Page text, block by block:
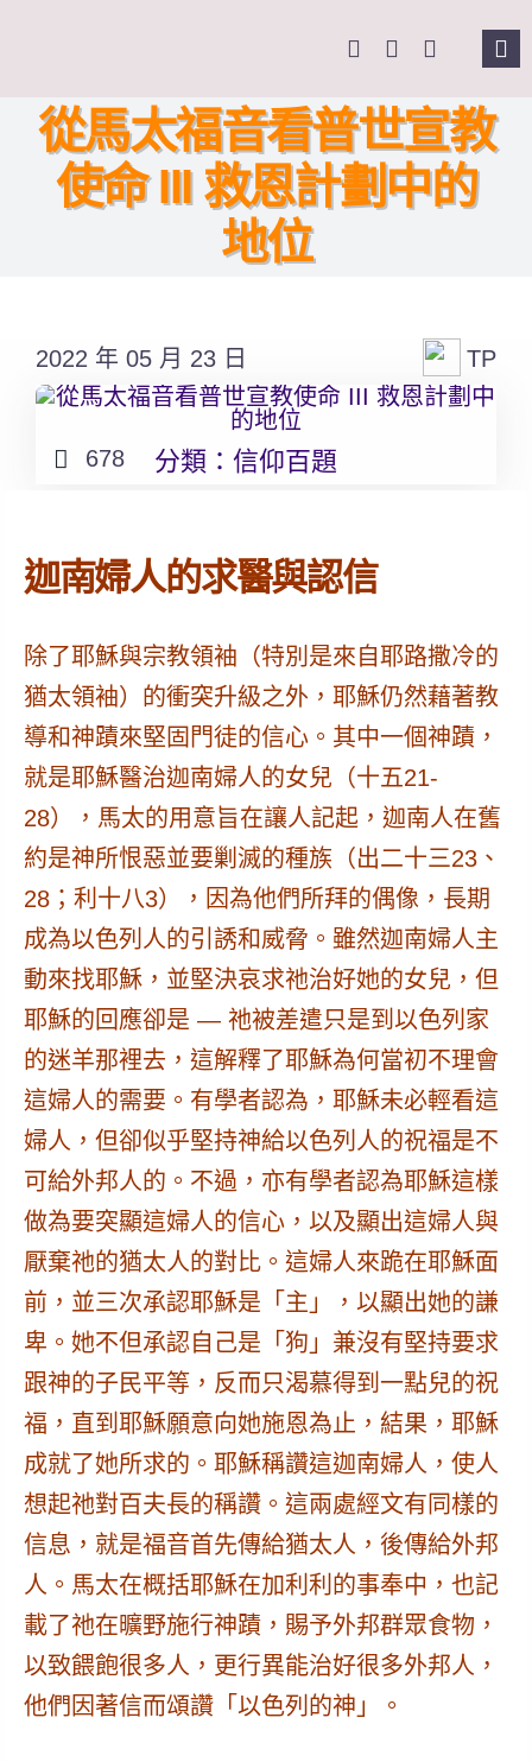
content
從馬太福音看普世宣教
使命 III 救恩計劃中的
地位
2022 年 05 月 23 日 TP
678 分類：信仰百題
迦南婦人的求醫與認信
除了耶穌與宗教領袖（特別是來自耶路撒冷的
猶太領袖）的衝突升級之外，耶穌仍然藉著教
導和神蹟來堅固門徒的信心。其中一個神蹟，
就是耶穌醫治迦南婦人的女兒（十五21-
28），馬太的用意旨在讓人記起，迦南人在舊
約是神所恨惡並要剿滅的種族（出二十三23、
28；利十八3），因為他們所拜的偶像，長期
成為以色列人的引誘和威脅。雖然迦南婦人主
動來找耶穌，並堅決哀求祂治好她的女兒，但
耶穌的回應卻是 — 祂被差遣只是到以色列家
的迷羊那裡去，這解釋了耶穌為何當初不理會
這婦人的需要。有學者認為，耶穌未必輕看這
婦人，但卻似乎堅持神給以色列人的祝福是不
可給外邦人的。不過，亦有學者認為耶穌這樣
做為要突顯這婦人的信心，以及顯出這婦人與
厭棄祂的猶太人的對比。 這婦人來跪在耶穌面
前，並三次承認耶穌是「主」，以顯出她的謙
卑 。她不但承認自己是「狗」兼沒有堅持要求
跟神的子民平等，反而只渴慕得到一點兒的祝
福，直到耶穌願意向她施恩為止 ，結果，耶穌
成就了她所求的。耶穌稱讚這迦南婦人，使人
想起祂對百夫長的稱讚。這兩處經文有同樣的
信息，就是福音首先傳給猶太人，後傳給外邦
人 。馬太在概括耶穌在加利利的事奉中，也記
載了祂在曠野施行神蹟，賜予外邦群眾食物，
以致餵飽很多人，更行異能治好很多外邦人，
他們因著信而頌讚「以色列的神」
。